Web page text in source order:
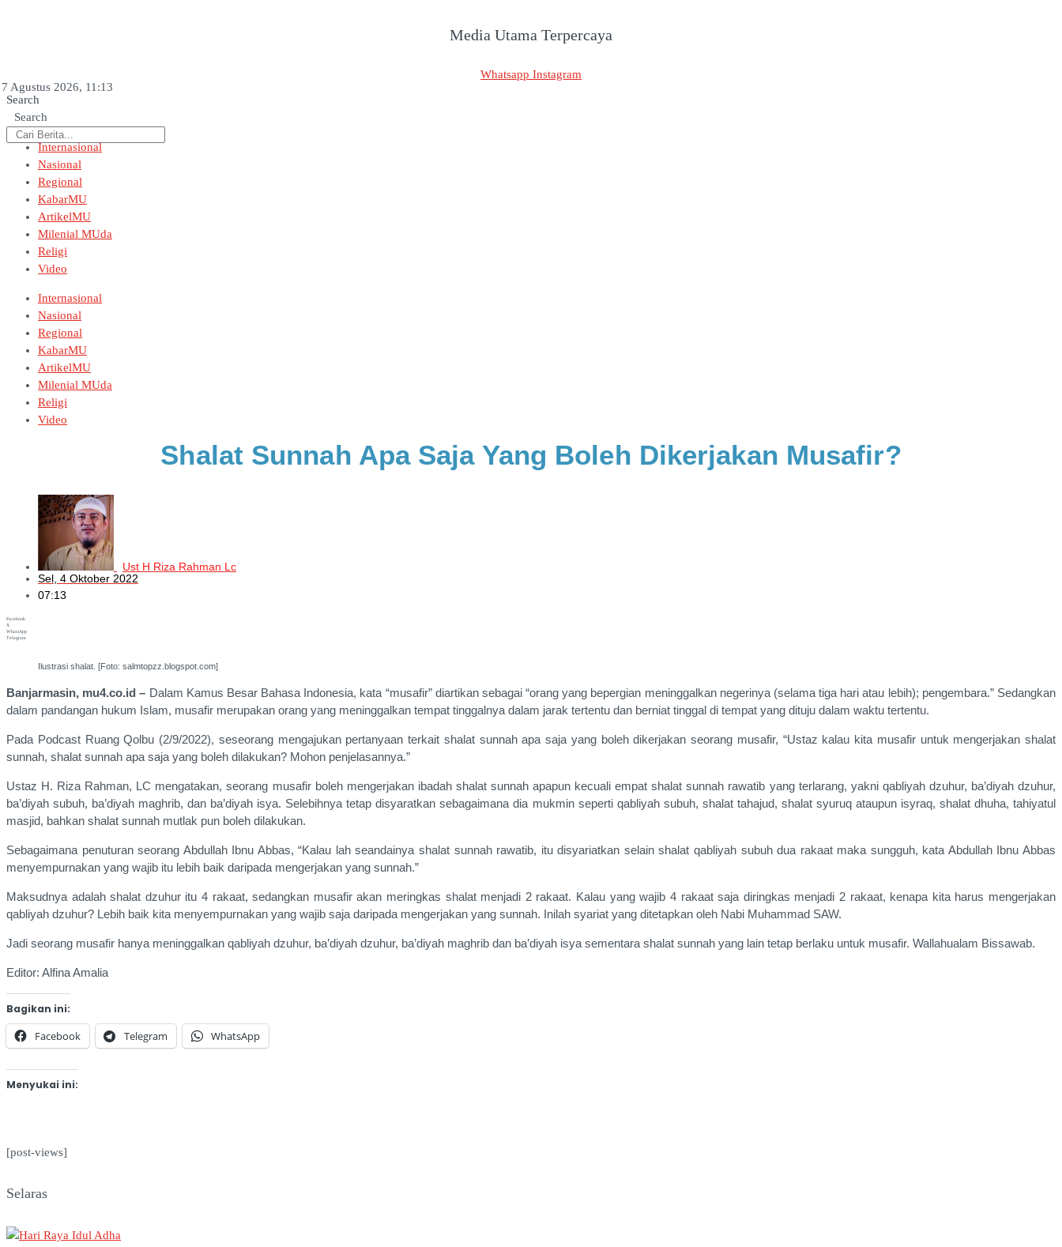
Media Utama Terpercaya
Whatsapp Instagram
7 Agustus 2026, 11:13
Search
Search
Internasional
Nasional
Regional
KabarMU
ArtikelMU
Milenial MUda
Religi
Video
Internasional
Nasional
Regional
KabarMU
ArtikelMU
Milenial MUda
Religi
Video
Shalat Sunnah Apa Saja Yang Boleh Dikerjakan Musafir?
Ust H Riza Rahman Lc
Sel, 4 Oktober 2022
07:13
Facebook
X
WhatsApp
Telegram
Ilustrasi shalat. [Foto: salmtopzz.blogspot.com]
Banjarmasin, mu4.co.id – Dalam Kamus Besar Bahasa Indonesia, kata “musafir” diartikan sebagai “orang yang bepergian meninggalkan negerinya (selama tiga hari atau lebih); pengembara.” Sedangkan
dalam pandangan hukum Islam, musafir merupakan orang yang meninggalkan tempat tinggalnya dalam jarak tertentu dan berniat tinggal di tempat yang dituju dalam waktu tertentu.
Pada Podcast Ruang Qolbu (2/9/2022), seseorang mengajukan pertanyaan terkait shalat sunnah apa saja yang boleh dikerjakan seorang musafir, “Ustaz kalau kita musafir untuk mengerjakan shalat
sunnah, shalat sunnah apa saja yang boleh dilakukan? Mohon penjelasannya.”
Ustaz H. Riza Rahman, LC mengatakan, seorang musafir boleh mengerjakan ibadah shalat sunnah apapun kecuali empat shalat sunnah rawatib yang terlarang, yakni qabliyah dzuhur, ba’diyah dzuhur,
ba’diyah subuh, ba’diyah maghrib, dan ba’diyah isya. Selebihnya tetap disyaratkan sebagaimana dia mukmin seperti qabliyah subuh, shalat tahajud, shalat syuruq ataupun isyraq, shalat dhuha, tahiyatul
masjid, bahkan shalat sunnah mutlak pun boleh dilakukan.
Sebagaimana penuturan seorang Abdullah Ibnu Abbas, “Kalau lah seandainya shalat sunnah rawatib, itu disyariatkan selain shalat qabliyah subuh dua rakaat maka sungguh, kata Abdullah Ibnu Abbas
menyempurnakan yang wajib itu lebih baik daripada mengerjakan yang sunnah.”
Maksudnya adalah shalat dzuhur itu 4 rakaat, sedangkan musafir akan meringkas shalat menjadi 2 rakaat. Kalau yang wajib 4 rakaat saja diringkas menjadi 2 rakaat, kenapa kita harus mengerjakan
qabliyah dzuhur? Lebih baik kita menyempurnakan yang wajib saja daripada mengerjakan yang sunnah. Inilah syariat yang ditetapkan oleh Nabi Muhammad SAW.
Jadi seorang musafir hanya meninggalkan qabliyah dzuhur, ba’diyah dzuhur, ba’diyah maghrib dan ba’diyah isya sementara shalat sunnah yang lain tetap berlaku untuk musafir. Wallahualam Bissawab.
Editor: Alfina Amalia
Bagikan ini:
Facebook Telegram WhatsApp
Menyukai ini:
[post-views]
Selaras